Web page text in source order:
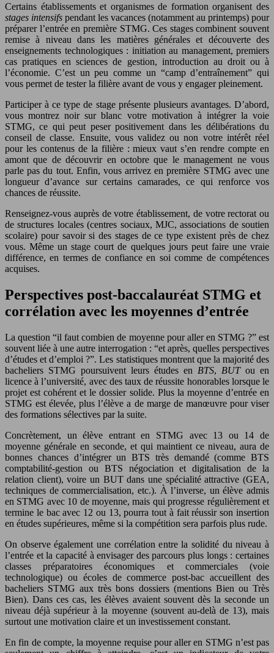
Certains établissements et organismes de formation organisent des
stages intensifs pendant les vacances (notamment au printemps) pour
préparer l’entrée en première STMG. Ces stages combinent souvent
remise à niveau dans les matières générales et découverte des
enseignements technologiques : initiation au management, premiers
cas pratiques en sciences de gestion, introduction au droit ou à
l’économie. C’est un peu comme un “camp d’entraînement” qui
vous permet de tester la filière avant de vous y engager pleinement.
Participer à ce type de stage présente plusieurs avantages. D’abord,
vous montrez noir sur blanc votre motivation à intégrer la voie
STMG, ce qui peut peser positivement dans les délibérations du
conseil de classe. Ensuite, vous validez ou non votre intérêt réel
pour les contenus de la filière : mieux vaut s’en rendre compte en
amont que de découvrir en octobre que le management ne vous
parle pas du tout. Enfin, vous arrivez en première STMG avec une
longueur d’avance sur certains camarades, ce qui renforce vos
chances de réussite.
Renseignez-vous auprès de votre établissement, de votre rectorat ou
de structures locales (centres sociaux, MJC, associations de soutien
scolaire) pour savoir si des stages de ce type existent près de chez
vous. Même un stage court de quelques jours peut faire une vraie
différence, en termes de confiance en soi comme de compétences
acquises.
Perspectives post-baccalauréat STMG et
corrélation avec les moyennes d’entrée
La question “il faut combien de moyenne pour aller en STMG ?” est
souvent liée à une autre interrogation : “et après, quelles perspectives
d’études et d’emploi ?”. Les statistiques montrent que la majorité des
bacheliers STMG poursuivent leurs études en BTS, BUTou en
licence à l’université, avec des taux de réussite honorables lorsque le
projet est cohérent et le dossier solide. Plus la moyenne d’entrée en
STMG est élevée, plus l’élève a de marge de manœuvre pour viser
des formations sélectives par la suite.
Concrètement, un élève entrant en STMG avec 13 ou 14 de
moyenne générale en seconde, et qui maintient ce niveau, aura de
bonnes chances d’intégrer un BTS très demandé (comme BTS
comptabilité-gestion ou BTS négociation et digitalisation de la
relation client), voire un BUT dans une spécialité attractive (GEA,
techniques de commercialisation, etc.). À l’inverse, un élève admis
en STMG avec 10 de moyenne, mais qui progresse régulièrement et
termine le bac avec 12 ou 13, pourra tout à fait réussir son insertion
en études supérieures, même si la compétition sera parfois plus rude.
On observe également une corrélation entre la solidité du niveau à
l’entrée et la capacité à envisager des parcours plus longs : certaines
classes préparatoires économiques et commerciales (voie
technologique) ou écoles de commerce post-bac accueillent des
bacheliers STMG aux très bons dossiers (mentions Bien ou Très
Bien). Dans ces cas, les élèves avaient souvent dès la seconde un
niveau déjà supérieur à la moyenne (souvent au-delà de 13), mais
surtout une motivation claire et un investissement constant.
En fin de compte, la moyenne requise pour aller en STMG n’est pas